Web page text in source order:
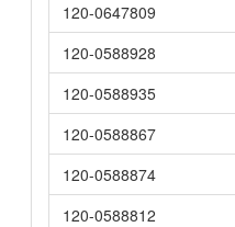
120-0647809
120-0588928
120-0588935
120-0588867
120-0588874
120-0588812